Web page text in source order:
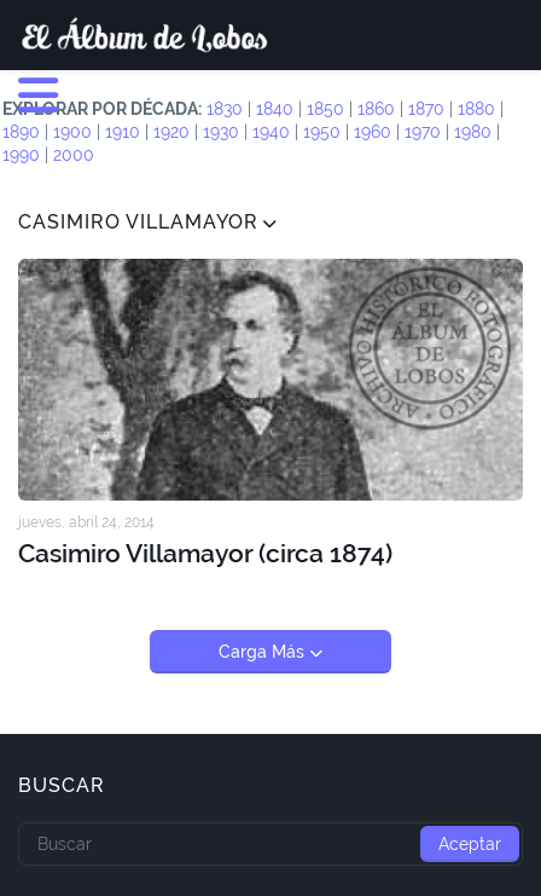
EXPLORAR POR DÉCADA: 1830 1840 1850 1860 1870 1880
1890
1900 1910 1920 1930 1940 1950 1960 1970 1980
1990
2000
CASIMIRO VILLAMAYOR
jueves, abril 24, 2014
Casimiro Villamayor (circa 1874)
Carga Más
BUSCAR